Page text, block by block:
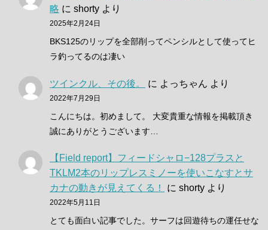
略 に shorty より
2025年2月24日
BKS125のリップを全部削ってペンシルとして使ってヒ
ラ釣ってるのは凄い
ツインクル、その後。 に よっちゃん より
2022年7月29日
こんにちは。初めまして。 大変貴重な情報を掲載頂き
誠にありがとうございます…
【Field report】フィードシャロ−128プラスと
TKLM2本のリップレスミノーを使いこなすとサ
カナの動きが見えてくる！
に shorty より
2022年5月11日
とても面白い記事でした。サーフは回遊待ちの運任せな